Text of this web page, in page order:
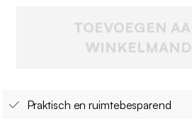
TOEVOEGEN
WINKELMAND
Praktisch en ruimtebesparend